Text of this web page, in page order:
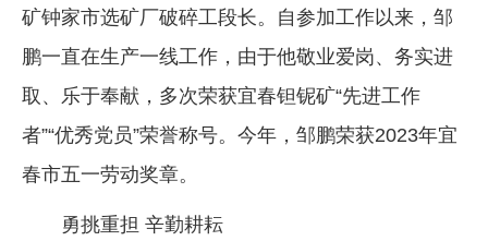
企业文化
《资源再生》杂志
行情报价
数字报
矿钟家市选矿厂破碎工段长。自参加工作以来，邹
鹏一直在生产一线工作，由于他敬业爱岗、务实进
取、乐于奉献，多次荣获宜春钽铌矿“先进工作
者”“优秀党员”荣誉称号。今年，邹鹏荣获2023年宜
春市五一劳动奖章。
勇挑重担 辛勤耕耘